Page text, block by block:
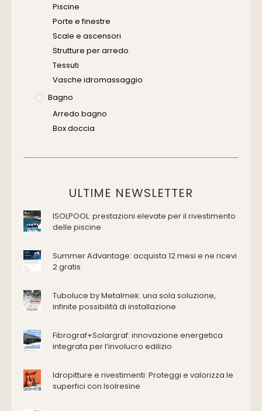
Piscine
Porte e finestre
Scale e ascensori
Strutture per arredo
Tessuti
Vasche idromassaggio
Bagno
Arredo bagno
Box doccia
Placche di comando per wc
Domotica Ed Impianti Elettrici
Edilizia
Antincendio e sicurezza
Attrezzature manuali
Cappe d'aspirazione
Consolidamento
Deumidificazione
Energie rinnovabili
Ferramenta e fissaggi
ULTIME NEWSLETTER
ISOLPOOL: prestazioni elevate per il rivestimento
delle piscine
Summer Advantage: acquista 12 mesi e ne ricevi
2 gratis
Tuboluce by Metalmek: una sola soluzione,
infinite possibilità di installazione
Fibrograf+Solargraf: innovazione energetica
integrata per l’involucro edilizio
Idropitture e rivestimenti: Proteggi e valorizza le
superfici con Isolresine